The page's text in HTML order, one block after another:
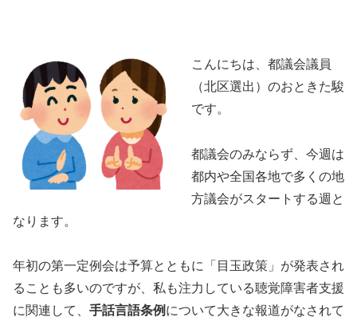
こんにちは、都議会議員
（北区選出）のおときた駿
です。
都議会のみならず、今週は
都内や全国各地で多くの地
方議会がスタートする週と
なります。
年初の第一定例会は予算とともに「目玉政策」が発表され
ることも多いのですが、私も注力している聴覚障害者支援
に関連して、 手話言語条例 について大きな報道がなされて